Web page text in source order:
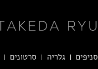
סניפים גלריה סרטונים